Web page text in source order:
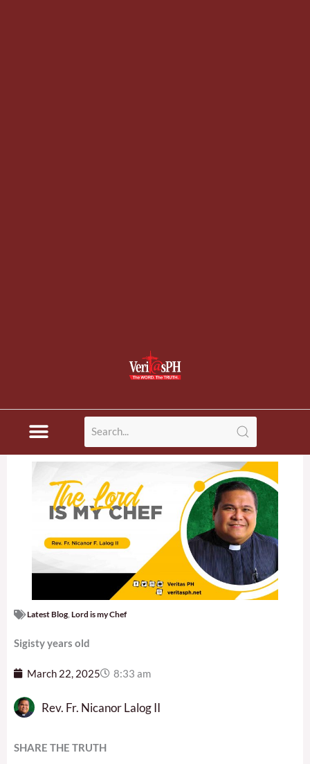
Latest Blog Lord is my Chef
Sigisty years old
March 22, 2025 8:33 am
Rev. Fr. Nicanor Lalog II
SHARE THE TRUTH